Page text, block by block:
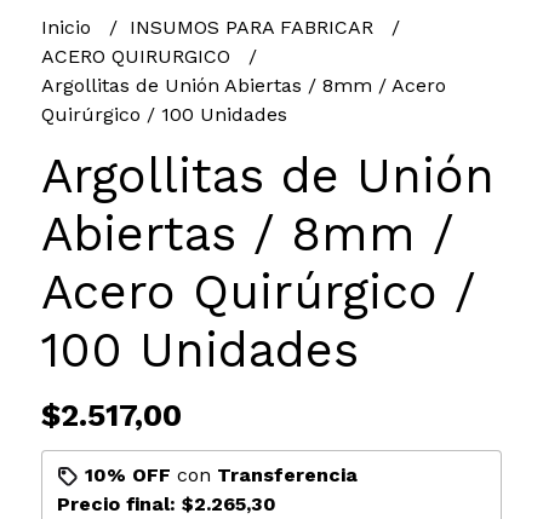
Inicio
INSUMOS PARA FABRICAR
ACERO QUIRURGICO
Argollitas de Unión Abiertas / 8mm / Acero
Quirúrgico / 100 Unidades
Argollitas de Unión
Abiertas / 8mm /
Acero Quirúrgico /
100 Unidades
$2.517,00
10% OFF con Transferencia
Precio final: $2.265,30